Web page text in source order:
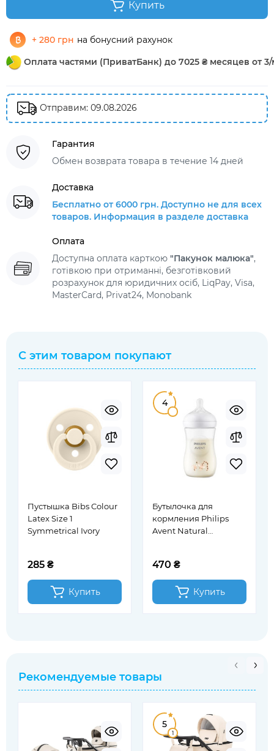
Купить
+ 280 грн на бонусний рахунок
Оплата частями (ПриватБанк) до 7025 ₴ месяцев от 3/
Отправим: 09.08.2026
Гарантия
Обмен возврата товара в течение 14 дней
Доставка
Бесплатно от 6000 грн. Доступно не для всех
товаров. Информация в разделе доставка
Оплата
Доступна оплата карткою "Пакунок малюка",
готівкою при отриманні, безготівковий
розрахунок для юридичних осіб, LiqPay, Visa,
MasterCard, Privat24, Monobank
С этим товаром покупают
Пустышка Bibs Colour
Latex Size 1
Symmetrical Ivory
285 ₴
Купить
4
Бутылочка для
кормления Philips
Avent Natural
Жираф, 260 мл
470 ₴
Купить
Рекомендуемые товары
5
1